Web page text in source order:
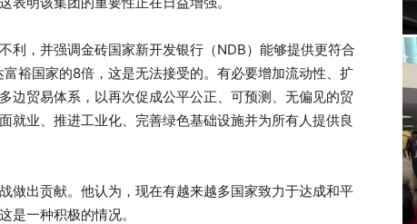
利，并强调金砖国家新开发银行（NDB）能够提供更符合
裕国家的8倍，这是无法接受的。有必要增加流动性、扩
边贸易体系，以再次促成公平公正、可预测、无偏见的贸
就业、推进工业化、完善绿色基础设施并为所有人提供良
做出贡献。他认为，现在有越来越多国家致力于达成和平
是一种积极的情况。